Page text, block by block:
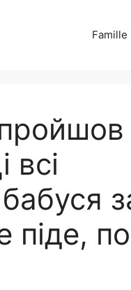
Famille
всі
піде,